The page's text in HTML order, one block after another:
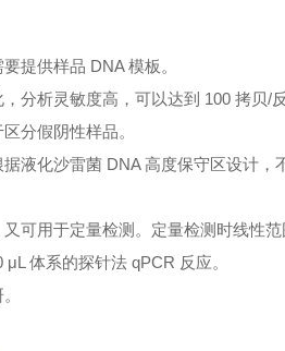
提供样品 DNA 模板。
分析灵敏度高，可以达到 100 拷贝/反
分假阴性样品。
液化沙雷菌 DNA 高度保守区设计，
可用于定量检测。定量检测时线性范
体系的探针法 qPCR 反应。